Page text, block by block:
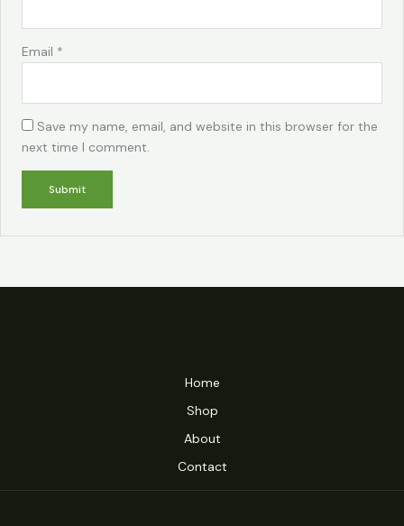
Email *
Save my name, email, and website in this browser for the
next time I comment.
Home
Shop
About
Contact